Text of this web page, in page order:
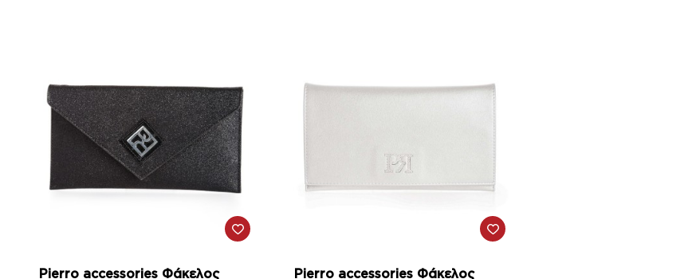
-21%
Pierro accessories Φάκελος
-21%
Pierro accessories Φάκελος